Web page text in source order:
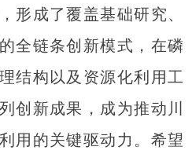
形成了覆盖基础研究、
全链条创新模式，在磷
结构以及资源化利用工
创新成果，成为推动川
用的关键驱动力。希望